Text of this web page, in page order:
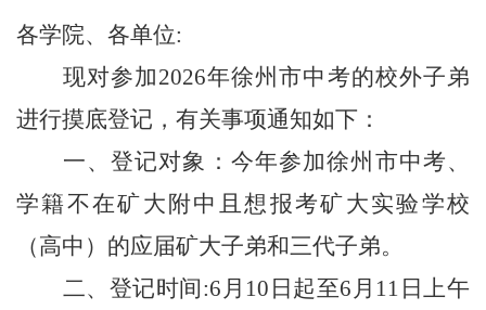
各学院、各单位:
现对参加2026年徐州市中考的校外子弟
进行摸底登记，有关事项通知如下：
一、登记对象：今年参加徐州市中考、
学籍不在矿大附中且想报考矿大实验学校
（高中）的应届矿大子弟和三代子弟。
二、登记时间:6 月 10 日起至6 月 11 日上午